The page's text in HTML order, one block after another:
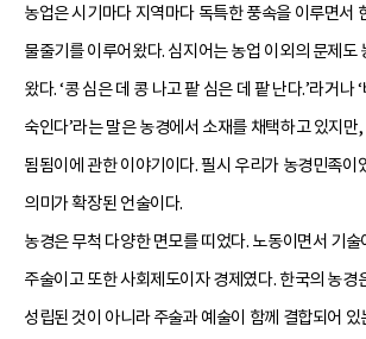
농업은 시기마다 지역마다 독특한 풍속을 이루면서
물줄기를 이루어왔다. 심지어는 농업 이외의 문제도
왔다. ‘콩 심은 데 콩 나고 팥 심은 데 팥 난다.’라거나
숙인다’라는 말은 농경에서 소재를 채택하고 있지만
됨됨이에 관한 이야기이다. 필시 우리가 농경민족이
의미가 확장된 언술이다.
농경은 무척 다양한 면모를 띠었다. 노동이면서 기술
주술이고 또한 사회제도이자 경제였다. 한국의 농경
성립된 것이 아니라 주술과 예술이 함께 결합되어 있